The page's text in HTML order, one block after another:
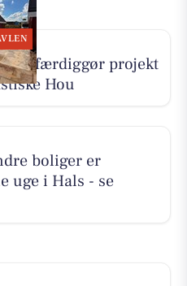
færdiggør projekt
Hou
boliger er
uge i Hals - se